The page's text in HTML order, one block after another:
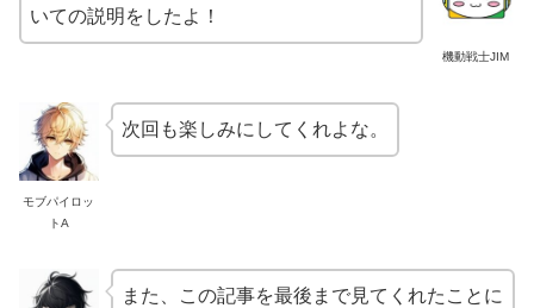
機動戦士JIM
いての説明をしたよ！
モブパイロッ
トA
次回も楽しみにしてくれよな。
また、この記事を最後まで見てくれたことに